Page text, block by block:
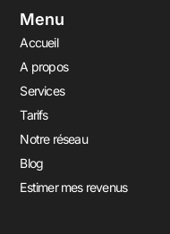
Menu
Accueil
A propos
Services
Tarifs
Notre réseau
Blog
Estimer mes revenus